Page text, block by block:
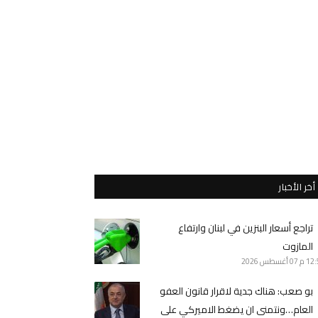
أخر الأخبار
تراجع أسعار البنزين في لبنان وارتفاع
المازوت
م 07 أغسطس 2026
بو صعب: هناك جدية لاقرار قانون العفو
العام…ونتمنى ان يضغط الاميركي على